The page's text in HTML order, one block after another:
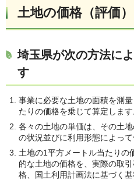
土地の価格（評価
埼玉県が次の方法に
す
事業に必要な土地の面積を測
たりの価格を乗じて算定します
各々の土地の単価は、その土
の状況並びに利用形態によって
土地の1平方メートル当たりの
的な土地の価格を、実際の取
格、国土利用計画法に基づく